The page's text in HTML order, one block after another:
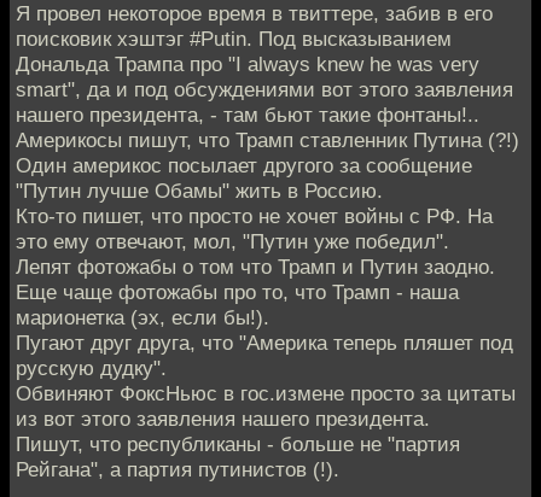
Я провел некоторое время в твиттере, забив в его
поисковик хэштэг #Putin. Под высказыванием
Дональда Трампа про "I always knew he was very
smart", да и под обсуждениями вот этого заявления
нашего президента, - там бьют такие фонтаны!..
Америкосы пишут, что Трамп ставленник Путина (?!)
Один америкос посылает другого за сообщение
"Путин лучше Обамы" жить в Россию.
Кто-то пишет, что просто не хочет войны с РФ. На
это ему отвечают, мол, "Путин уже победил".
Лепят фотожабы о том что Трамп и Путин заодно.
Еще чаще фотожабы про то, что Трамп - наша
марионетка (эх, если бы!).
Пугают друг друга, что "Америка теперь пляшет под
русскую дудку".
Обвиняют ФоксНьюс в гос.измене просто за цитаты
из вот этого заявления нашего президента.
Пишут, что республиканы - больше не "партия
Рейгана", а партия путинистов (!).